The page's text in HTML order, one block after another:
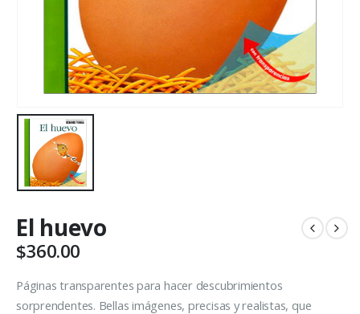
El huevo
$360.00
Páginas transparentes para hacer descubrimientos
sorprendentes. Bellas imágenes, precisas y realistas, que